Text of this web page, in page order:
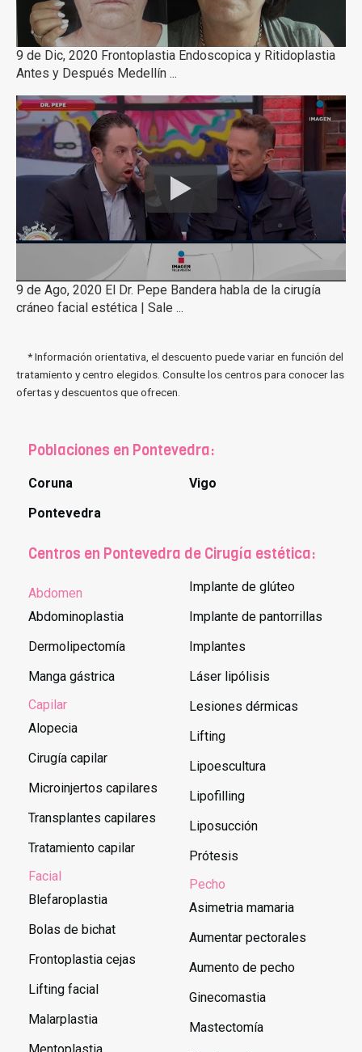
9 de Dic, 2020 Frontoplastia Endoscopica y Ritidoplastia
Antes y Después Medellín ...
9 de Ago, 2020 El Dr. Pepe Bandera habla de la cirugía
cráneo facial estética | Sale ...
* Información orientativa, el descuento puede variar en función del
tratamiento y centro elegidos. Consulte los centros para conocer las
ofertas y descuentos que ofrecen.
Poblaciones en Pontevedra:
Coruna
Pontevedra
Vigo
Centros en Pontevedra de Cirugía estética:
Abdomen
Abdominoplastia
Dermolipectomía
Manga gástrica
Capilar
Alopecia
Cirugía capilar
Microinjertos capilares
Transplantes capilares
Tratamiento capilar
Facial
Blefaroplastia
Bolas de bichat
Frontoplastia cejas
Lifting facial
Malarplastia
Mentoplastia
Implante de glúteo
Implante de pantorrillas
Implantes
Láser lipólisis
Lesiones dérmicas
Lifting
Lipoescultura
Lipofilling
Liposucción
Prótesis
Pecho
Asimetria mamaria
Aumentar pectorales
Aumento de pecho
Ginecomastia
Mastectomía